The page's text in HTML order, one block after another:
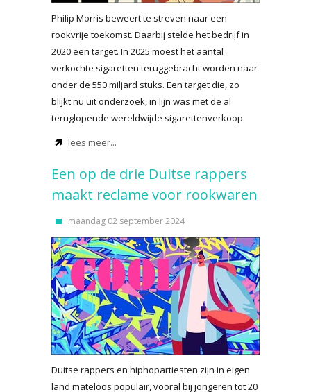
Philip Morris beweert te streven naar een
rookvrije toekomst. Daarbij stelde het bedrijf in
2020 een target. In 2025 moest het aantal
verkochte sigaretten teruggebracht worden naar
onder de 550 miljard stuks. Een target die, zo
blijkt nu uit onderzoek, in lijn was met de al
teruglopende wereldwijde sigarettenverkoop.
lees meer...
Een op de drie Duitse rappers
maakt reclame voor rookwaren
maandag 02 september 2024
Duitse rappers en hiphopartiesten zijn in eigen
land mateloos populair, vooral bij jongeren tot 20